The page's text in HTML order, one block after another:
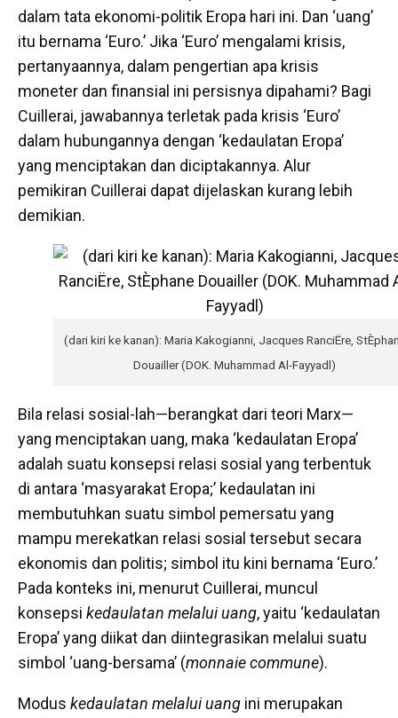
dalam tata ekonomi-politik Eropa hari ini. Dan ‘uang’
itu bernama ‘Euro.’ Jika ‘Euro’ mengalami krisis,
pertanyaannya, dalam pengertian apa krisis
moneter dan finansial ini persisnya dipahami? Bagi
Cuillerai, jawabannya terletak pada krisis ‘Euro’
dalam hubungannya dengan ‘kedaulatan Eropa’
yang menciptakan dan diciptakannya. Alur
pemikiran Cuillerai dapat dijelaskan kurang lebih
demikian.
(dari kiri ke kanan): Maria Kakogianni, Jacques RanciËre,
Douailler (DOK. Muhammad Al-Fayyadl)
Bila relasi sosial-lah—berangkat dari teori Marx—
yang menciptakan uang, maka ‘kedaulatan Eropa’
adalah suatu konsepsi relasi sosial yang terbentuk
di antara ‘masyarakat Eropa;’ kedaulatan ini
membutuhkan suatu simbol pemersatu yang
mampu merekatkan relasi sosial tersebut secara
ekonomis dan politis; simbol itu kini bernama ‘Euro.’
Pada konteks ini, menurut Cuillerai, muncul
konsepsi kedaulatan melalui uang, yaitu ‘kedaulatan
Eropa’ yang diikat dan diintegrasikan melalui suatu
simbol ‘uang-bersama’ (monnaie commune).
Modus kedaulatan melalui uang ini merupakan